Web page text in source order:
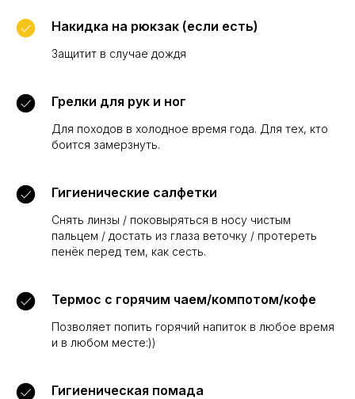
Накидка на рюкзак (если есть)
Защитит в случае дождя
Грелки для рук и ног
Для походов в холодное время года. Для тех, кто
боится замерзнуть.
Гигиенические салфетки
Снять линзы / поковыряться в носу чистым
пальцем / достать из глаза веточку / протереть
пенёк перед тем, как сесть.
Термос с горячим чаем/компотом/кофе
Позволяет попить горячий напиток в любое время
и в любом месте:))
Гигиеническая помада